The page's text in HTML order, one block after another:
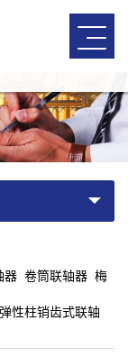
器 卷筒联轴器 梅
弹性柱销齿式联轴